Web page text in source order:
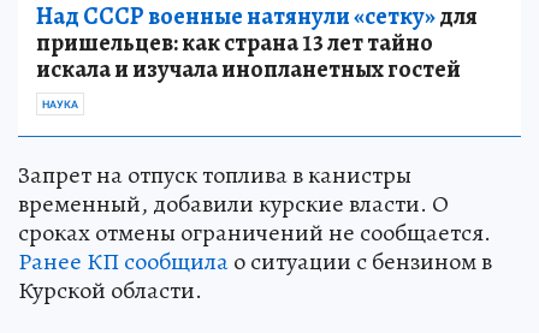
Над СССР военные натянули «сетку»для
пришельцев: как страна 13 лет тайно
искала и изучала инопланетных гостей
НАУКА
Запрет на отпуск топлива в канистры
временный, добавили курские власти. О
сроках отмены ограничений не сообщается.
Ранее КП сообщилао ситуации с бензином в
Курской области.